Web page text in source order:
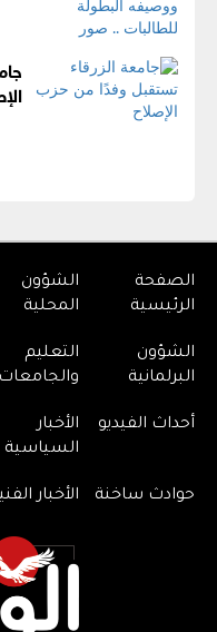
الصفحة
الرئيسية
الشؤون
المحلية
الشؤون
البرلمانية
التعليم
والجامعات
أحداث الفيديو
الأخبار
السياسية
حوادث ساخنة الأخبار